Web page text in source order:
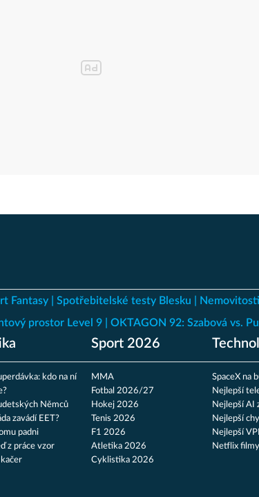
Fantasy Spotřebitelské testy Blesku Nemovitosti
prostor Level 9 OKTAGON 92: Szabová vs.
kdo na ní
Němců
zavádí EET?
padni
z práce vzor
Sport 2026
MMA
Fotbal 2026/27
Hokej 2026
Tenis 2026
F1 2026
Atletika 2026
Cyklistika 2026
SpaceX na
Nejlepší
Nejlepší AI
Nejlepší
Nejlepší
Netflix